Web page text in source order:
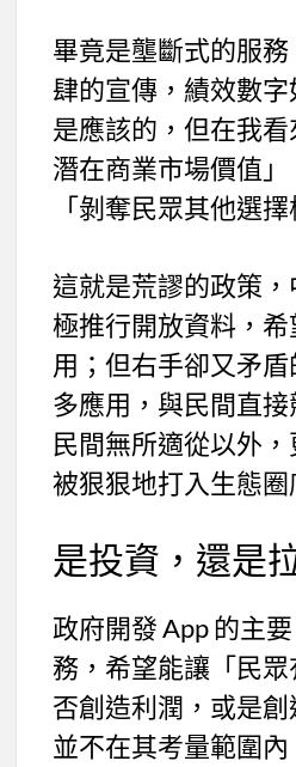
畢竟是壟斷式的服
肆的宣傳，績效數
是應該的，但在我
潛在商業市場價值
「剝奪民眾其他選擇
這就是荒謬的政策
極推行開放資料，
用；但右手卻又矛
多應用，與民間直
民間無所適從以外
被狠狠地打入生態圈
是投資，還是
政府開發 App 的主
務，希望能讓「民
否創造利潤，或是創
並不在其考量範圍